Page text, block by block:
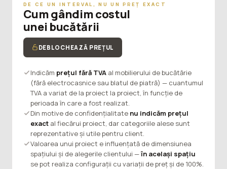
DE CE UN INTERVAL, NU UN PREȚ EXACT
Cum gândim costul
unei bucătării
DEBLOCHEAZĂ PREȚUL
Indicăm prețul fără TVAal mobilierului de bucătărie
(fără electrocasnice sau blatul de piatră) — cuantumul
TVA a variat de la proiect la proiect, în funcție de
perioada în care a fost realizat.
Din motive de confidențialitate nu indicăm prețul
exactal fiecărui proiect, dar categoriile alese sunt
reprezentative și utile pentru client.
Valoarea unui proiect e influențată de dimensiunea
spațiului și de alegerile clientului —în același spațiu
se pot realiza configurații cu variații de preț și de 100%.